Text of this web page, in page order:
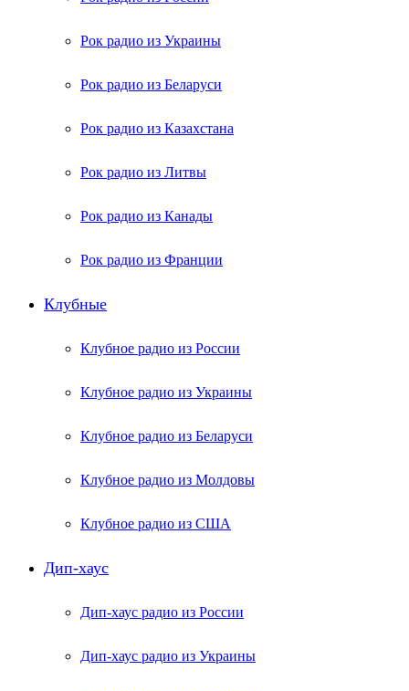
Рок радио из Украины
Рок радио из Беларуси
Рок радио из Казахстана
Рок радио из Литвы
Рок радио из Канады
Рок радио из Франции
Клубные
Клубное радио из России
Клубное радио из Украины
Клубное радио из Беларуси
Клубное радио из Молдовы
Клубное радио из США
Дип-хаус
Дип-хаус радио из России
Дип-хаус радио из Украины